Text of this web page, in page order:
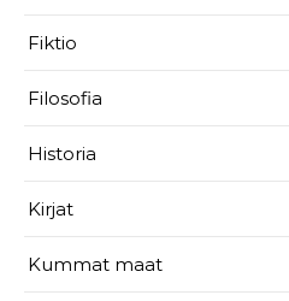
Fiktio
Filosofia
Historia
Kirjat
Kummat maat